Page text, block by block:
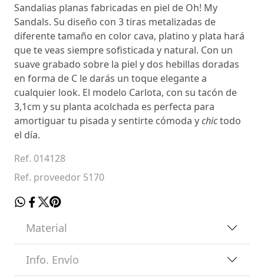
Sandalias planas fabricadas en piel de Oh! My
Sandals. Su diseño con 3 tiras metalizadas de
diferente tamaño en color cava, platino y plata hará
que te veas siempre sofisticada y natural. Con un
suave grabado sobre la piel y dos hebillas doradas
en forma de C le darás un toque elegante a
cualquier look. El modelo Carlota, con su tacón de
3,1cm y su planta acolchada es perfecta para
amortiguar tu pisada y sentirte cómoda ychictodo
el día.
Ref. 014128
Ref. proveedor 5170
Material
Info. Envío